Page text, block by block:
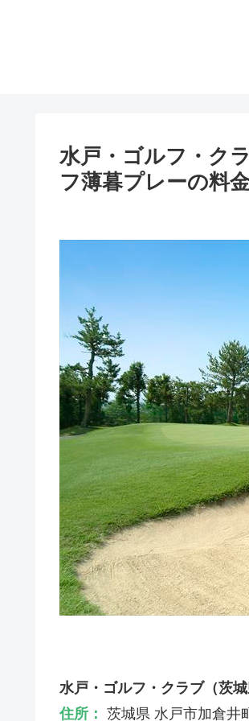
水戸・ゴルフ・ク
フ薄暮プレーの料
水戸・ゴルフ・クラブ（茨城
住所： 茨城県 水戸市加倉井